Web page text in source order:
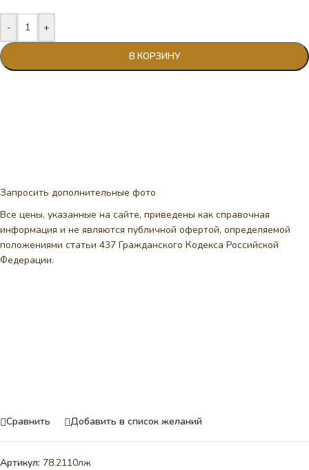
- +
В КОРЗИНУ
Запросить дополнительные фото
Все цены, указанные на сайте, приведены как справочная
информация и не являются публичной офертой, определяемой
положениями статьи 437 Гражданского Кодекса Российской
Федерации.
Сравнить Добавить в список желаний
Артикул: 78.2110лж